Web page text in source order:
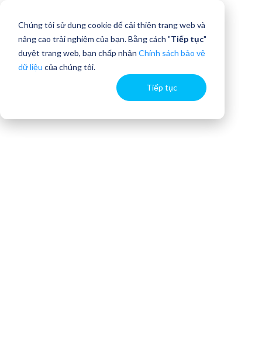
Chúng tôi sử dụng cookie để cải thiện trang web và
nâng cao trải nghiệm của bạn. Bằng cách "Tiếp tục"
duyệt trang web, bạn chấp nhận Chính sách bảo vệ
dữ liệu của chúng tôi.
Tiếp tục